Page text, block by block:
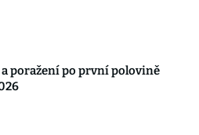
poražení po první polovině